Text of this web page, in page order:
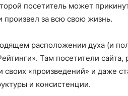
посетитель может
произвел за всю свою жизнь.
расположении духа (и
Там посетители
своих «произведений» и даже
и консистенции.